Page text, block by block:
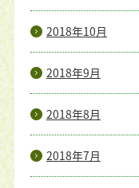
2018年10月
2018年9月
2018年8月
2018年7月